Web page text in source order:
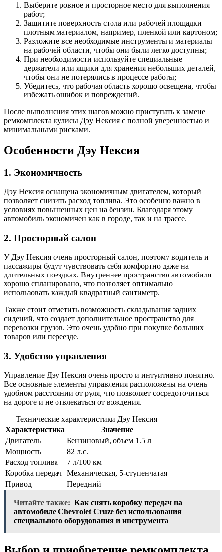
Выберите ровное и просторное место для выполнения
работ;
Защитите поверхность стола или рабочей площадки
плотным материалом, например, пленкой или картоном;
Разложите все необходимые инструменты и материалы
на рабочей области, чтобы они были легко доступны;
При необходимости используйте специальные
держатели или ящики для хранения небольших деталей,
чтобы они не потерялись в процессе работы;
Убедитесь, что рабочая область хорошо освещена, чтобы
избежать ошибок и повреждений.
После выполнения этих шагов можно приступать к замене
ремкомплекта кулисы Дэу Нексия с полной уверенностью и
минимальными рисками.
Особенности Дэу Нексия
1. Экономичность
Дэу Нексия оснащена экономичным двигателем, который
позволяет снизить расход топлива. Это особенно важно в
условиях повышенных цен на бензин. Благодаря этому
автомобиль экономичен как в городе, так и на трассе.
2. Просторный салон
У Дэу Нексия очень просторный салон, поэтому водитель и
пассажиры будут чувствовать себя комфортно даже на
длительных поездках. Внутреннее пространство автомобиля
хорошо спланировано, что позволяет оптимально
использовать каждый квадратный сантиметр.
Также стоит отметить возможность складывания задних
сидений, что создает дополнительное пространство для
перевозки грузов. Это очень удобно при покупке больших
товаров или переезде.
3. Удобство управления
Управление Дэу Нексия очень просто и интуитивно понятно.
Все основные элементы управления расположены на очень
удобном расстоянии от руля, что позволяет сосредоточиться
на дороге и не отвлекаться от вождения.
Технические характеристики Дэу Нексия
Характеристика
Значение
Двигатель
Бензиновый, объем 1.5 л
Мощность
82 л.с.
Расход топлива
7 л/100 км
Коробка передач Механическая, 5-ступенчатая
Привод
Передний
Читайте также: Как снять коробку передач на
автомобиле Chevrolet Cruze без использования
специального оборудования и инструмента